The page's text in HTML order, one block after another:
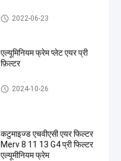
HEPA एयर फिल्टर
2022-06-23
एल्यूमिनियम फ्रेम प्लेट एयर प्री
फ़िल्टर
प्री एयर फिल्टर
2024-10-26
कटुमाइज्ड एचवीएसी एयर फिल्टर
Merv 8 11 13 G4 प्री फिल्टर
एल्यूमीनियम फ्रेम